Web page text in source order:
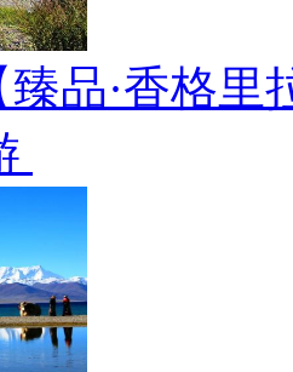
臻品·香格